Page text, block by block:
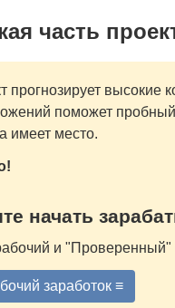
часть
прогнозирует высокие
поможет
имеет место.
начать
и "Проверенный"
заработок ≡